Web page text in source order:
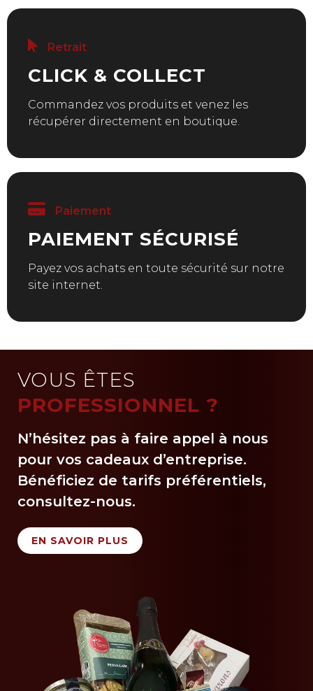
Retrait
CLICK & COLLECT
Commandez vos produits et venez les
récupérer directement en boutique.
Paiement
PAIEMENT SÉCURISÉ
Payez vos achats en toute sécurité sur notre
site internet.
VOUS ÊTES
PROFESSIONNEL ?
N’hésitez pas à faire appel à nous
pour vos cadeaux d’entreprise.
Bénéficiez de tarifs préférentiels,
consultez-nous.
EN SAVOIR PLUS